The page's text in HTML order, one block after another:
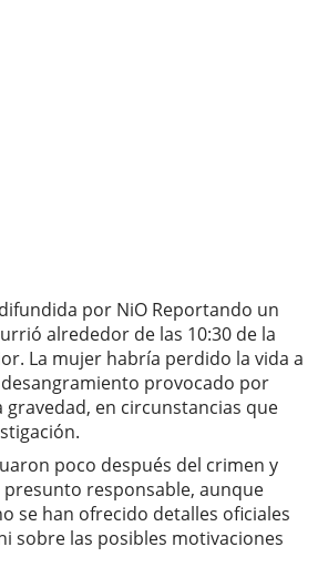
por NiO Reportando un
alrededor de las 10:30 de la
La mujer habría perdido la vida a
provocado por
gravedad, en circunstancias que
poco después del crimen y
responsable, aunque
se han ofrecido detalles oficiales
sobre las posibles motivaciones